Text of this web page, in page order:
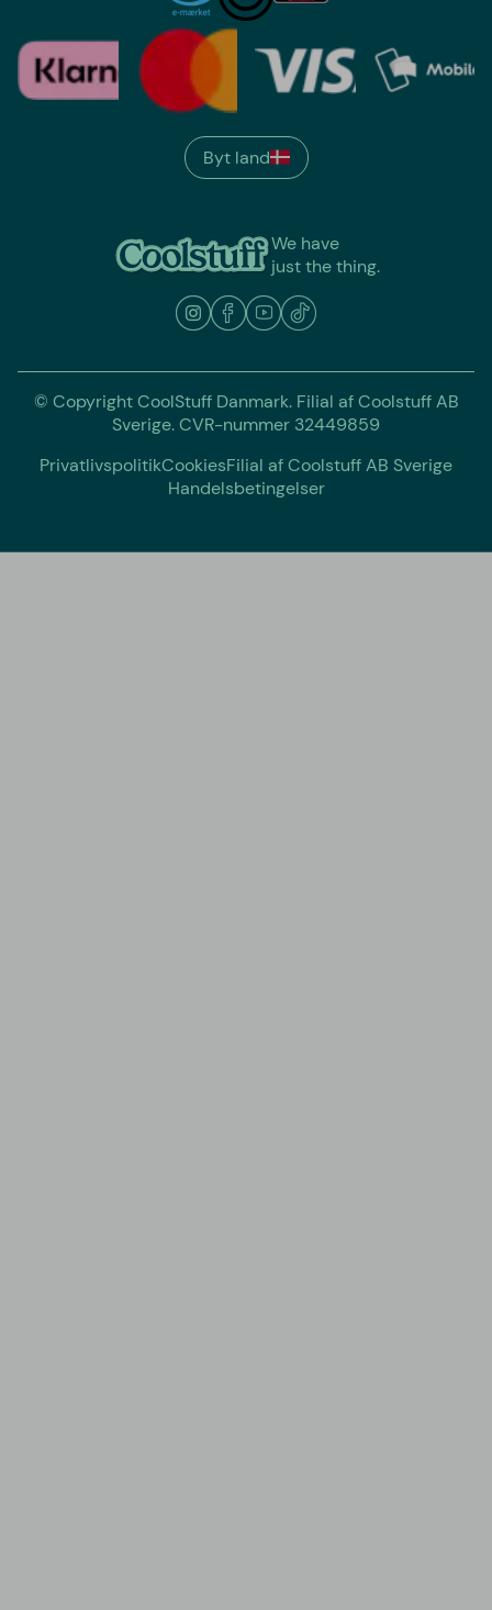
We have
just the thing.
Byt land
© Copyright CoolStuff Danmark. Filial af Coolstuff AB
Sverige. CVR-nummer 32449859
PrivatlivspolitikCookiesFilial af Coolstuff AB Sverige
Handelsbetingelser